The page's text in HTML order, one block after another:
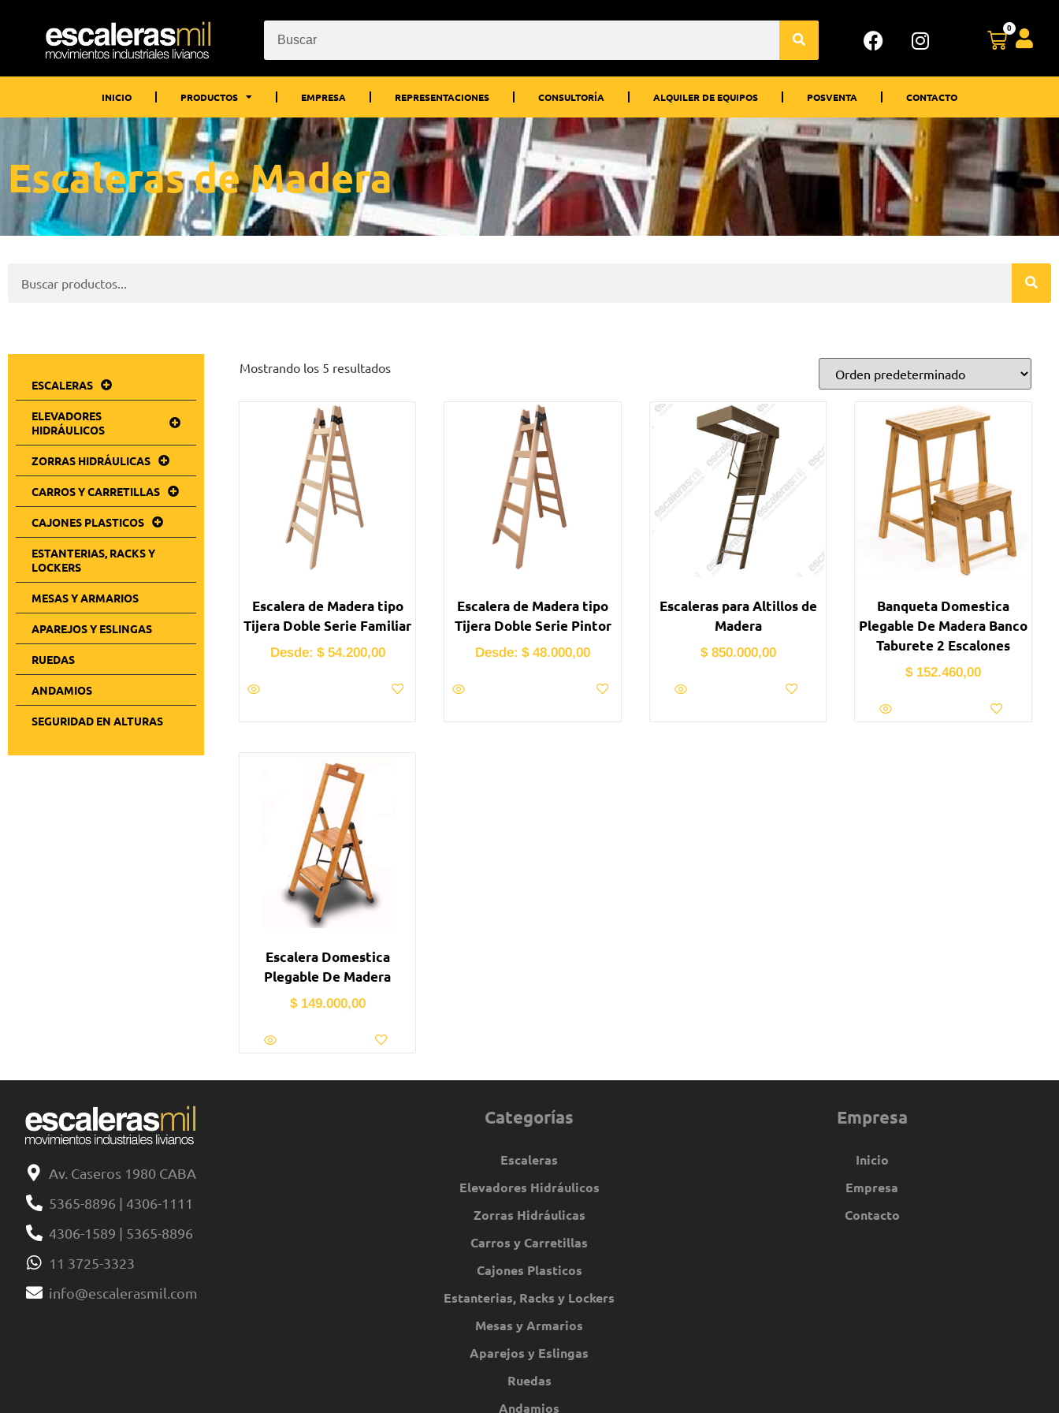
0
INICIO PRODUCTOS EMPRESA REPRESENTACIONES CONSULTORÍA ALQUILER DE EQUIPOS POSVENTA CONTACTO
Escaleras de Madera
ESCALERAS
ELEVADORES
HIDRÁULICOS
ZORRAS HIDRÁULICAS
CARROS Y CARRETILLAS
CAJONES PLASTICOS
ESTANTERIAS, RACKS Y
LOCKERS
MESAS Y ARMARIOS
APAREJOS Y ESLINGAS
RUEDAS
ANDAMIOS
SEGURIDAD EN ALTURAS
Mostrando los 5 resultados
Escalera de Madera tipo
Tijera Doble Serie Familiar
Desde: $54.200,00
Escalera de Madera tipo
Tijera Doble Serie Pintor
Desde:$48.000,00
Escaleras para Altillos de
Madera
$850.000,00
Banqueta Domestica
Plegable De Madera Banco
Taburete 2 Escalones
$152.460,00
Escalera Domestica
Plegable De Madera
$149.000,00
Av. Caseros 1980 CABA
5365-8896 | 4306-1111
4306-1589 | 5365-8896
11 3725-3323
info@escalerasmil.com
Categorías
Escaleras
Elevadores Hidráulicos
Zorras Hidráulicas
Carros y Carretillas
Cajones Plasticos
Estanterias, Racks y Lockers
Mesas y Armarios
Aparejos y Eslingas
Ruedas
Andamios
Empresa
Inicio
Empresa
Contacto